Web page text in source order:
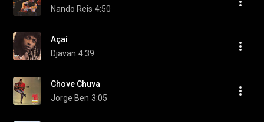
Nando Reis 4:50
Açaí
Djavan 4:39
Chove Chuva
Jorge Ben 3:05